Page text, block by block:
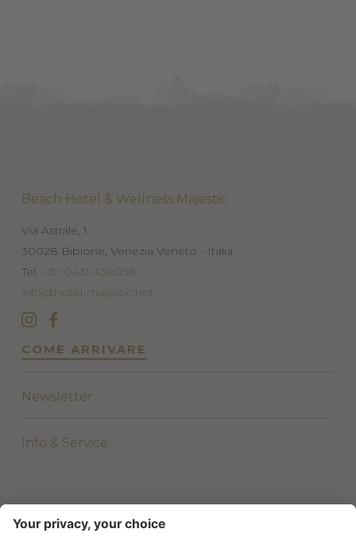
Beach Hotel & Wellness Majestic
Via Astrale, 1
30028 Bibione, Venezia Veneto - Italia
Tel. +39 0431 438038
info@hotel-majestic.net
COME ARRIVARE
Newsletter
Info & Service